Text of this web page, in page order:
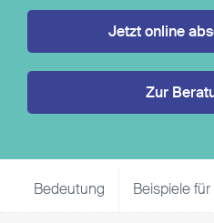
Jetzt online
Zur
Bedeutung Beispiele